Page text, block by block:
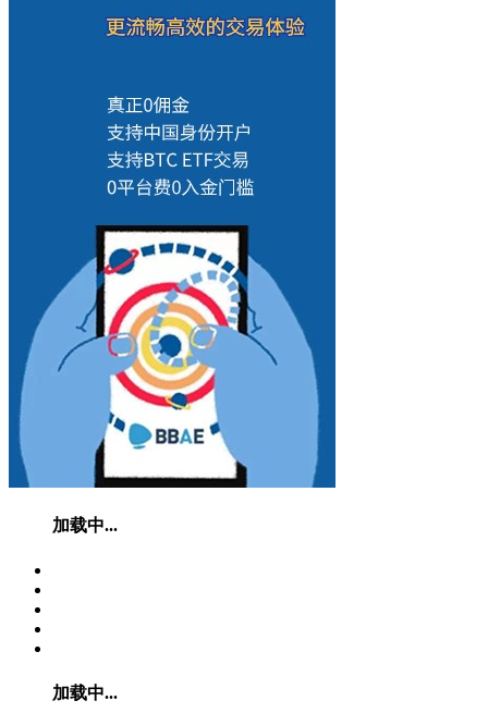
加载中...
加载中...